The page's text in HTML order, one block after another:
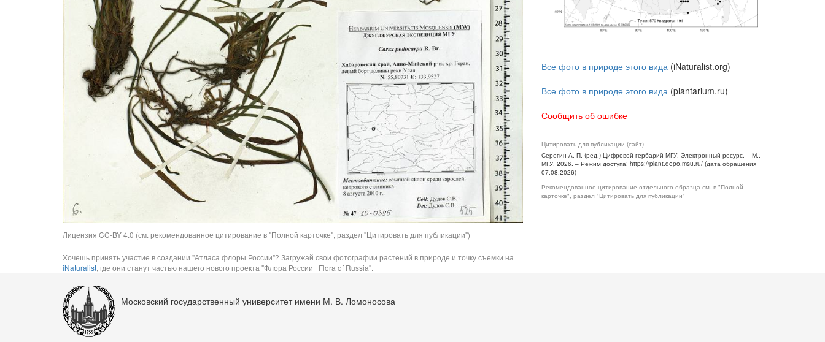
Лицензия CC-BY 4.0 (см. рекомендованное цитирование в "Полной карточке", раздел "Цитировать для публикации")
Хочешь принять участие в создании "Атласа флоры России"? Загружай свои фотографии растений в природе и точку съемки на
iNaturalist, где они станут частью нашего нового проекта "Флора России | Flora of Russia".
Все фото в природе этого вида (iNaturalist.org)
Все фото в природе этого вида (plantarium.ru)
Сообщить об ошибке
Цитировать для публикации (сайт)
Серегин А. П. (ред.) Цифровой гербарий МГУ: Электронный ресурс. – М.:
МГУ, 2026. – Режим доступа: https://plant.depo.msu.ru/ (дата обращения
07.08.2026)
Рекомендованное цитирование отдельного образца см. в "Полной
карточке", раздел "Цитировать для публикации"
Московский государственный университет имени М. В. Ломоносова